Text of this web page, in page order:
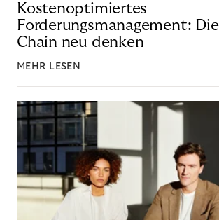
Kostenoptimiertes
Forderungsmanagement:
Chain neu denken
MEHR LESEN